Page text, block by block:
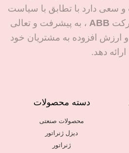
230V AC
تأییدیه‌ها: ATEX، IECEx،
cCSAus، INMETRO،
برای اطلاع از قیمت با
کارشناسان ما در تماس
سعی دارد با تطابق با سیاست
ABB ، به پیشرفت و تعالی
ارزش افزوده به مشتریان خود
ارائه دهد.
دسته محصولات
محصولات صنعتی
دیزل ژنراتور
ژنراتور